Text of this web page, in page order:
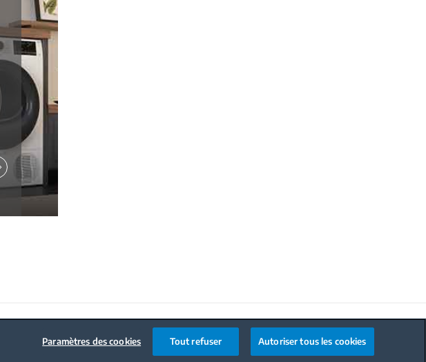
Code de conduite
Paramètres des cookies Tout refuser Autoriser tous les cookies